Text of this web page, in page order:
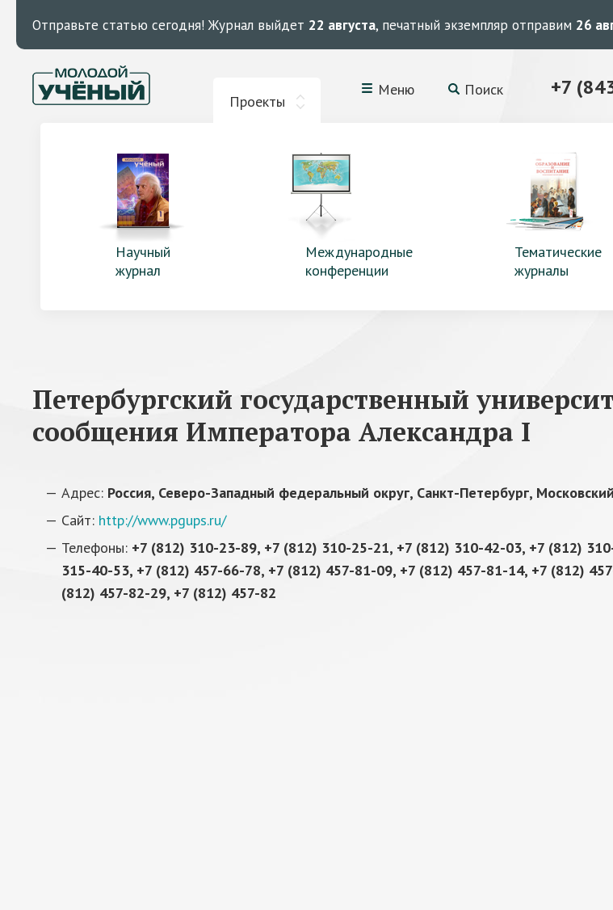
Отправьте статью сегодня! Журнал выйдет 22 августа, печатный экземпляр отправим 26
Проекты
Меню Поиск +7
Научный
журнал
Международные
конференции
Тематические
журналы
Петербургский государственный
сообщения Императора Александра I
Адрес: Россия, Северо-Западный федеральный округ, Санкт-Петербург,
Сайт: http://www.pgups.ru/
Телефоны: +7 (812) 310-23-89, +7 (812) 310-25-21, +7 (812) 310-42-03, +7 (812)
315-40-53, +7 (812) 457-66-78, +7 (812) 457-81-09, +7 (812) 457-81-14, +7 (812)
(812) 457-82-29, +7 (812) 457-82